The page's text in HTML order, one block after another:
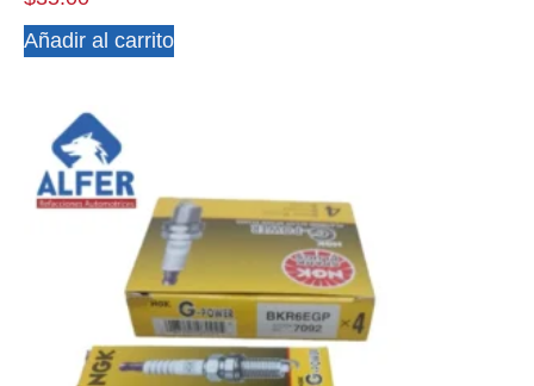
Añadir al carrito